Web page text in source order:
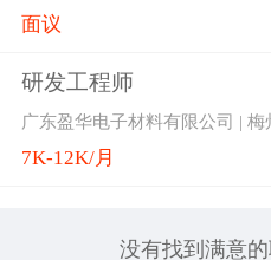
面议
研发工程师
广东盈华电子材料有限公司 | 梅
7K-12K/月
没有找到满意